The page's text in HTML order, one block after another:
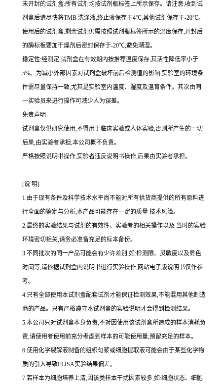
未开封的试剂盒:所有试剂均按试剂瓶标签上所示保存。请注意,收到试
剂盒后请尽快将TMB 洗涤液,终止液保存于4℃,其他试剂保存于-20℃。
使用后的试剂盒:剩余试剂仍需按照试剂瓶标签所示的温度保存,开封后
的酶标板要加干燥剂后密封保存于-20℃,避免潮湿。
稳定性:经测定,试剂盒在有效期内按推荐温度保存,其活性降低率小于
5%。为减小外部因素对试剂盒破坏前后检测值的影响,实验室的环境条
件需尽量保持一致,尤其是实验室内温度、湿度及温育条件。其次由同
一实验员来进行操作可减少人为误差。
免责声明
试剂盒仅供研究使用,不得用于临床实验或人体实验,否则所产生的一切
后果,由实验者承担,本公司概不负责。
严格按照说明书操作,实验者违反说明书操作,后果由实验者承担。
[说 明]
1.由于现有条件及科学技术水平尚不能对所有供货商提供的所有原料进
行全面的鉴定与分析,本产品可能存在一定的质量 技术风险。
2.最终的实验结果与试剂的有效性、实验者的相关操作以及 当时的实验
环境密切相关,请务必准备充足的标本备份。
3.不同批次的同一产品可能会有少许差别,如:检测限、灵敏度以及显色
时间等,请依据试剂盒内说明书进行实验操作,网站电子版说明书仅作参
考。
4.只有全部使用本试剂盒配套试剂才能保证检测效果,不能混用其他制造
商的产品。只有严格遵守本试剂盒的实验说明才会得到 检测结果。
5.本公司只对试剂盒本身负责,不对因使用该试剂盒所造成的样本消耗负
责,请使用者使用前充分考虑到样本的可能使用量,预留充足的样本。
6.使用化学裂解液制备的组织匀浆或细胞提取液可能会由于某些化学物
质的引入导致ELISA实验结果偏差。
7.若样本为细胞培养上清,因该类样本干扰因素较多,如:细胞状态、细胞